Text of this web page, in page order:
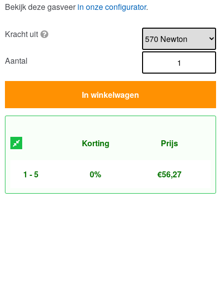
Bekijk deze gasveer in onze configurator.
Kracht uit
Aantal
In winkelwagen
Korting Prijs
1 - 5 0% €56,27